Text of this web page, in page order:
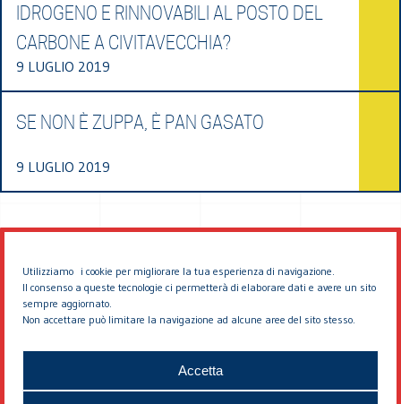
Utilizziamo i cookie per migliorare la tua esperienza di navigazione.
Il consenso a queste tecnologie ci permetterà di elaborare dati e avere un sito
sempre aggiornato.
Non accettare può limitare la navigazione ad alcune aree del sito stesso.
Accetta
IDROGENO E RINNOVABILI AL POSTO DEL
CARBONE A CIVITAVECCHIA?
9 LUGLIO 2019
SE NON È ZUPPA, È PAN GASATO
9 LUGLIO 2019
© 2026 EDDYBURG